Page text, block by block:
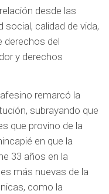
desde las
social, calidad de vida,
derechos del
y derechos
remarcó la
subrayando que
que provino de la
en que la
33 años en la
más nuevas de la
como la